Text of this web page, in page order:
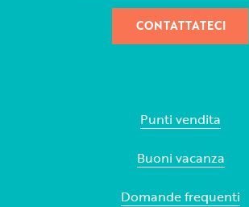
CONTATTATECI
Punti vendita
Buoni vacanza
Domande frequenti